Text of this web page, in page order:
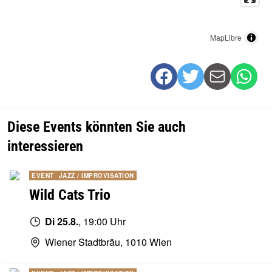
MapLibre
Diese Events könnten Sie auch
interessieren
EVENT JAZZ / IMPROVISATION
Wild Cats Trio
Di 25.8., 19:00 Uhr
Wiener Stadtbräu, 1010 Wien